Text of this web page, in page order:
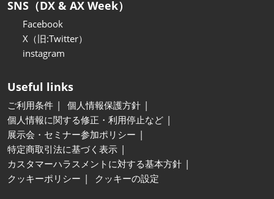
SNS（DX & AX Week）
Facebook
X（旧:Twitter）
instagram
Useful links
ご利用条件
個人情報保護方針
個人情報に関する修正・利用停止など
展示会・セミナー参加ポリシー
特定商取引法に基づく表示
カスタマーハラスメントに対する基本方針
クッキーポリシー
クッキーの設定